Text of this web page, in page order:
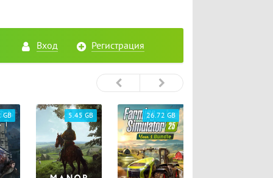
Вход Регистрация
GB 5.45 GB 26.72 GB